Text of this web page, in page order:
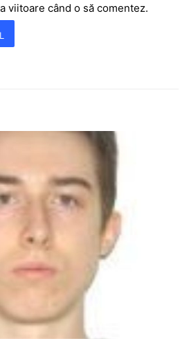
viitoare când o să comentez.